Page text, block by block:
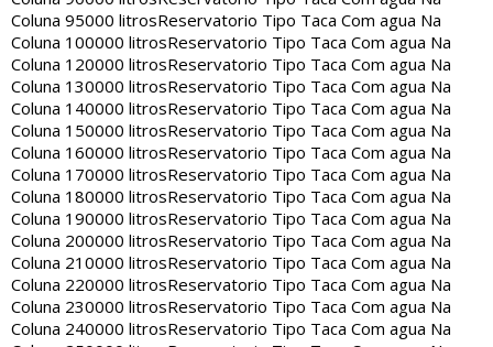
Coluna 95000 litrosReservatorio Tipo Taca Com agua Na
Coluna 100000 litrosReservatorio Tipo Taca Com agua Na
Coluna 120000 litrosReservatorio Tipo Taca Com agua Na
Coluna 130000 litrosReservatorio Tipo Taca Com agua Na
Coluna 140000 litrosReservatorio Tipo Taca Com agua Na
Coluna 150000 litrosReservatorio Tipo Taca Com agua Na
Coluna 160000 litrosReservatorio Tipo Taca Com agua Na
Coluna 170000 litrosReservatorio Tipo Taca Com agua Na
Coluna 180000 litrosReservatorio Tipo Taca Com agua Na
Coluna 190000 litrosReservatorio Tipo Taca Com agua Na
Coluna 200000 litrosReservatorio Tipo Taca Com agua Na
Coluna 210000 litrosReservatorio Tipo Taca Com agua Na
Coluna 220000 litrosReservatorio Tipo Taca Com agua Na
Coluna 230000 litrosReservatorio Tipo Taca Com agua Na
Coluna 240000 litrosReservatorio Tipo Taca Com agua Na